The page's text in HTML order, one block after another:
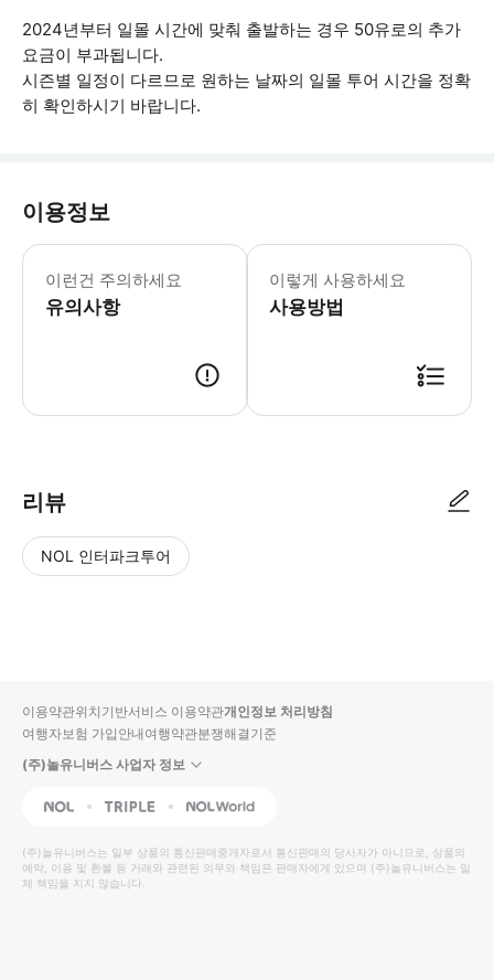
2024년부터 일몰 시간에 맞춰 출발하는 경우 50유로의 추가
요금이 부과됩니다.
시즌별 일정이 다르므로 원하는 날짜의 일몰 투어 시간을 정확
히 확인하시기 바랍니다.
이용정보
이런건 주의하세요
유의사항
- 기내 구명조끼 구비 - 여정 순서는
이렇게 사용하세요
사용방법
리뷰
NOL 인터파크투어
입니
다.
높
은
순
동
영
상
순
상
이용약관위치기반서비스 이용약관개인정보 처리방침
여행자보험 가입안내여행약관분쟁해결기준
(주)놀유니버스 사업자 정보
NOL Triple Interpark Global
(주)놀유니버스는 일부 상품의 통신판매중개자로서 통신판매의 당사자가 아니므로, 상품의
예약, 이용 및 환불 등 거래와 관련된 의무와 책임은 판매자에게 있으며 (주)놀유니버스는 일
체 책임을 지지 않습니다.